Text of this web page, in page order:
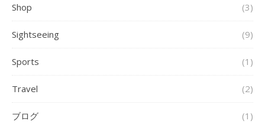
Shop (3)
Sightseeing (9)
Sports (1)
Travel (2)
ブログ (1)